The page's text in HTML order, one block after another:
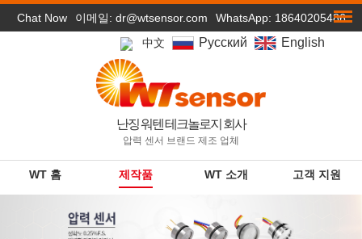
Chat Now 이메일:dr@wtsensor.com WhatsApp: 18640205486
中文 Pусский English
난징 워텐 테크놀로지 회사
압력 센서 브랜드 제조 업체
WT 홈 제작품 WT 소개 고객 지원